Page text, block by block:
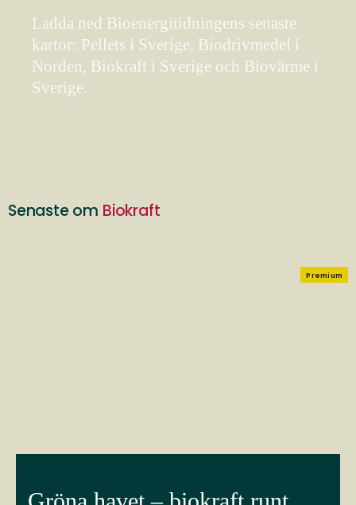
Ladda ned Bioenergitidningens senaste
kartor: Pellets i Sverige, Biodrivmedel i
Norden, Biokraft i Sverige och Biovärme i
Sverige.
Senaste om Biokraft
Premium